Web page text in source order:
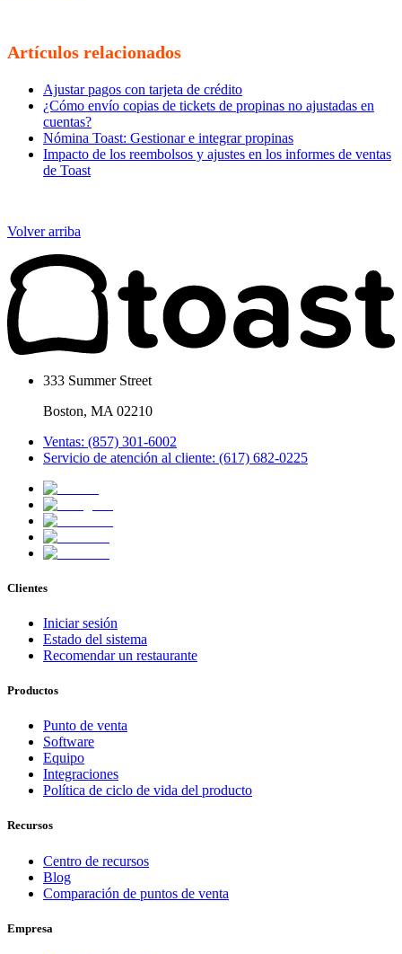
Artículos relacionados
Ajustar pagos con tarjeta de crédito
¿Cómo envío copias de tickets de propinas no ajustadas en
cuentas?
Nómina Toast: Gestionar e integrar propinas
Impacto de los reembolsos y ajustes en los informes de ventas
de Toast
Volver arriba
333 Summer Street
Boston, MA 02210
Ventas: (857) 301-6002
Servicio de atención al cliente: (617) 682-0225
Clientes
Iniciar sesión
Estado del sistema
Recomendar un restaurante
Productos
Punto de venta
Software
Equipo
Integraciones
Política de ciclo de vida del producto
Recursos
Centro de recursos
Blog
Comparación de puntos de venta
Empresa